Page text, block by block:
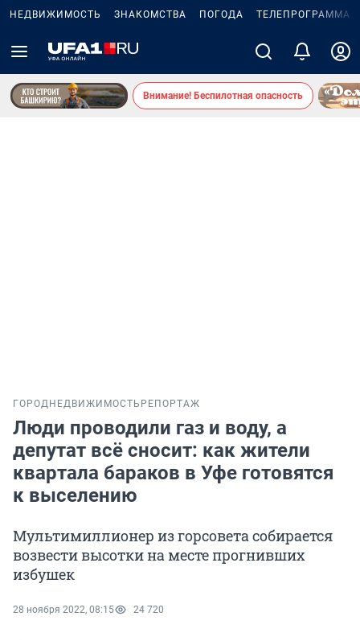
НЕДВИЖИМОСТЬ ЗНАКОМСТВА ПОГОДА ТЕЛЕПРОГРАММА
Внимание! Беспилотная опасность
ГОРОД НЕДВИЖИМОСТЬ РЕПОРТАЖ
Люди проводили газ и воду, а
депутат всё сносит: как жители
квартала бараков в Уфе готовятся
к выселению
Мультимиллионер из горсовета собирается
возвести высотки на месте прогнивших
избушек
28 ноября 2022, 08:15 24 720